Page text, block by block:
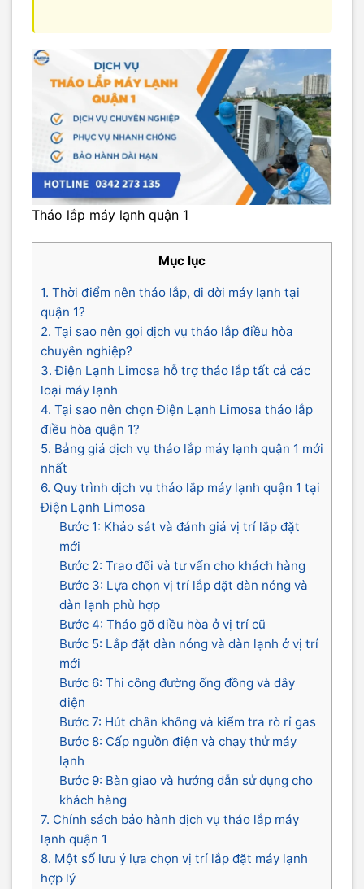
Tháo lắp máy lạnh quận 1
Mục lục
1. Thời điểm nên tháo lắp, di dời máy lạnh tại
quận 1?
2. Tại sao nên gọi dịch vụ tháo lắp điều hòa
chuyên nghiệp?
3. Điện Lạnh Limosa hỗ trợ tháo lắp tất cả các
loại máy lạnh
4. Tại sao nên chọn Điện Lạnh Limosa tháo lắp
điều hòa quận 1?
5. Bảng giá dịch vụ tháo lắp máy lạnh quận 1 mới
nhất
6. Quy trình dịch vụ tháo lắp máy lạnh quận 1 tại
Điện Lạnh Limosa
Bước 1: Khảo sát và đánh giá vị trí lắp đặt
mới
Bước 2: Trao đổi và tư vấn cho khách hàng
Bước 3: Lựa chọn vị trí lắp đặt dàn nóng và
dàn lạnh phù hợp
Bước 4: Tháo gỡ điều hòa ở vị trí cũ
Bước 5: Lắp đặt dàn nóng và dàn lạnh ở vị trí
mới
Bước 6: Thi công đường ống đồng và dây
điện
Bước 7: Hút chân không và kiểm tra rò rỉ gas
Bước 8: Cấp nguồn điện và chạy thử máy
lạnh
Bước 9: Bàn giao và hướng dẫn sử dụng cho
khách hàng
7. Chính sách bảo hành dịch vụ tháo lắp máy
lạnh quận 1
8. Một số lưu ý lựa chọn vị trí lắp đặt máy lạnh
hợp lý